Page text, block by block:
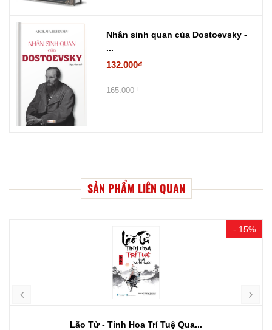
Nhân sinh quan của Dostoevsky -
...
132.000₫
165.000₫
SẢN PHẨM LIÊN QUAN
- 15%
Lão Tử - Tinh Hoa Trí Tuệ Qua...